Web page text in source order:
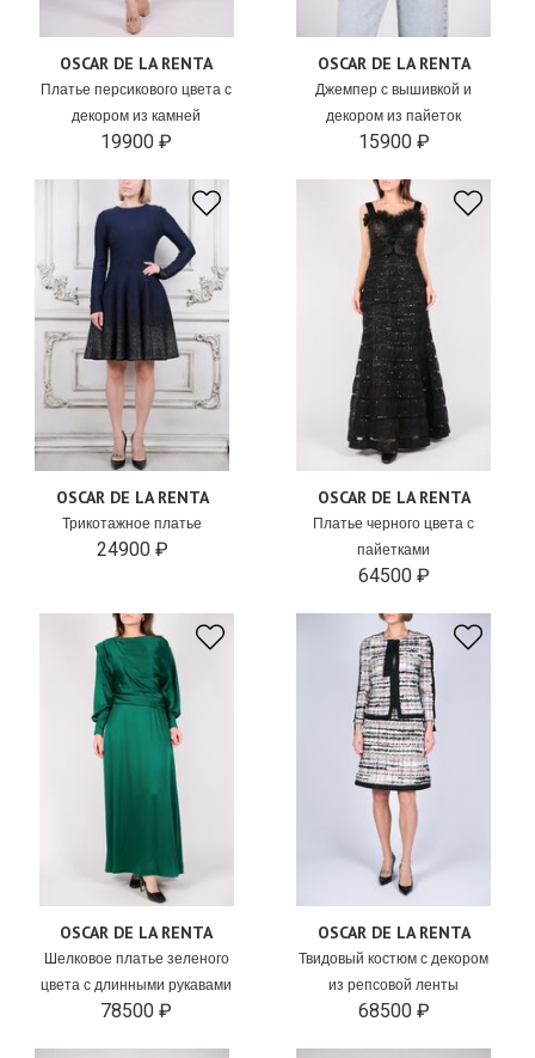
OSCAR DE LA RENTA
Платье персикового цвета с
декором из камней
19900 ₽
OSCAR DE LA RENTA
Джемпер с вышивкой и
декором из пайеток
15900 ₽
OSCAR DE LA RENTA
Трикотажное платье
24900 ₽
OSCAR DE LA RENTA
Платье черного цвета с
пайетками
64500 ₽
OSCAR DE LA RENTA
Шелковое платье зеленого
цвета с длинными рукавами
78500 ₽
OSCAR DE LA RENTA
Твидовый костюм с декором
из репсовой ленты
68500 ₽